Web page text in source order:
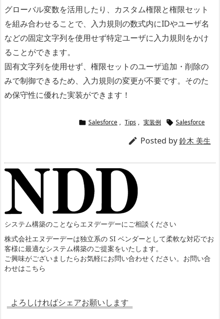
グローバル変数を活用したり、カスタム権限と権限セット
を組み合わせることで、入力規則の数式内にIDやユーザ名
などの固定文字列を使用せず特定ユーザに入力規則をかけ
ることができます。
固有文字列を使用せず、権限セットのユーザ追加・削除の
みで制御できるため、入力規則の変更が不要です。そのた
め保守性に優れた実装ができます！
 Salesforce , Tips , 実装例  Salesforce
 Posted by 鈴木 美生
システム構築のことならエヌデーデーにご相談ください
株式会社エヌデーデーは独立系の SI ベンダーとして柔軟な対応でお
客様に最適なシステム構築のご提案をいたします。
ご興味がございましたらお気軽にお問い合わせください。 お問い合
わせはこちら
よろしければシェアお願いします